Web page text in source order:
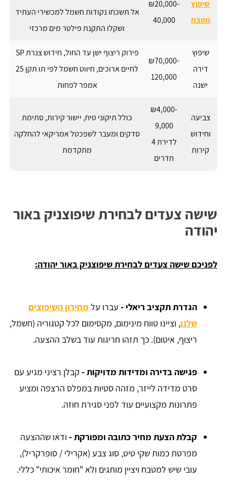
שיפוץ
מטבח
₪20,000-
40,000
אל תשכחו נקודות חשמל למכשירי העתיד
ושקלו התקנת פילטר מים מרכזי
שיפוץ
דירה
ישנה
₪70,000-
120,000
פירוק ריצוף ישן עד החול, חידוש צנרת SP
לחיים ארוכים, חיווט חשמל לפי תו תקן 25
אמפר לפחות
צביעה
וחידוש
קירות
₪4,000-
9,000
לדירת 4
חדרים
כולל תיקוני טיח, יישור קירות, סתימת
סדקים ומעבר לשפכטל אמריקאי להחלקה
מתקדמת
שישה צעדים לבחירת שיפוצניק באור
יהודה
לפניכם שישה צעדים לבחירת שיפוצניק באור יהודה:
הגדרת תקציב ריאלי - עברו על מחירון השיפוצים
שלנו, וציינו טווח מינימום, מקסימום לכל קטגוריה (חשמל,
ריצוף, איטום). כך תזהו חריגות עוד בשלב ההצעה.
פגישה בדירה ומדידות מדויקות- קבלן רציני מגיע עם
סרט מדידה לייזר, מזהה סטיות במפלס הרצפה ומציע
פתרונות מקצועיים עוד לפני סגירת חוזה.
קבלת הצעת מחיר כתובה ומפורקת- ודאו שההצעה
מפרטת כמות שקי טיט, סוג צבע (אקרילי / סופרקריל),
עובי שיש למטבח ויציין מותגים ולא "חומר איכותי" כללי.